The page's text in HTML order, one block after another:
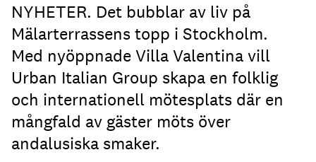
NYHETER. Det bubblar av liv på
Mälarterrassens topp i Stockholm.
Med nyöppnade Villa Valentina vill
Urban Italian Group skapa en folklig
och internationell mötesplats där en
mångfald av gäster möts över
andalusiska smaker.